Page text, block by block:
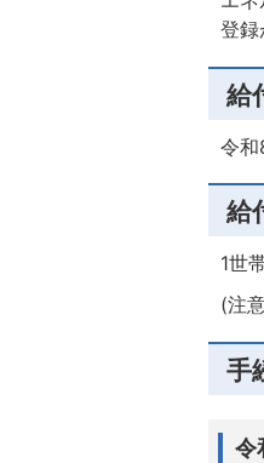
登録
給
令和
給
1世
(注
手
令